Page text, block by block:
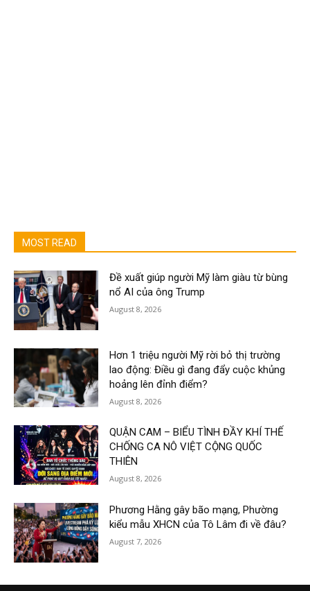
MOST READ
Đề xuất giúp người Mỹ làm giàu từ bùng
nổ AI của ông Trump
August 8, 2026
Hơn 1 triệu người Mỹ rời bỏ thị trường
lao động: Điều gì đang đẩy cuộc khủng
hoảng lên đỉnh điểm?
August 8, 2026
QUẬN CAM – BIỂU TÌNH ĐẦY KHÍ THẾ
CHỐNG CA NÔ VIỆT CỘNG QUỐC
THIÊN
August 8, 2026
Phương Hằng gây bão mạng, Phường
kiểu mẫu XHCN của Tô Lâm đi về đâu?
August 7, 2026